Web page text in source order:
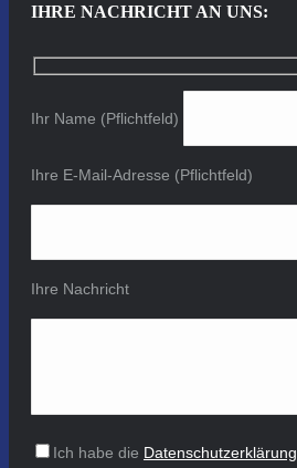
IHRE NACHRICHT AN UNS:
Ihr Name (Pflichtfeld)
Ihre E-Mail-Adresse (Pflichtfeld)
Ihre Nachricht
Ich habe die Datenschutzerklärung